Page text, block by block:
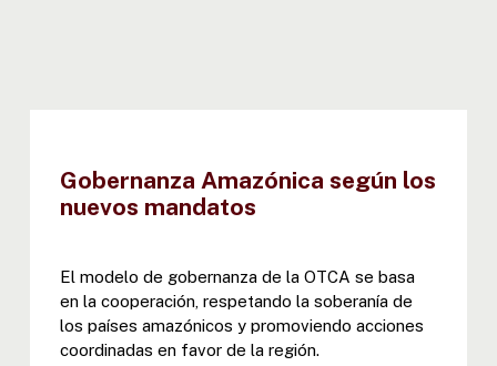
Gobernanza Amazónica según los
nuevos mandatos
El modelo de gobernanza de la OTCA se basa
en la cooperación, respetando la soberanía de
los países amazónicos y promoviendo acciones
coordinadas en favor de la región.